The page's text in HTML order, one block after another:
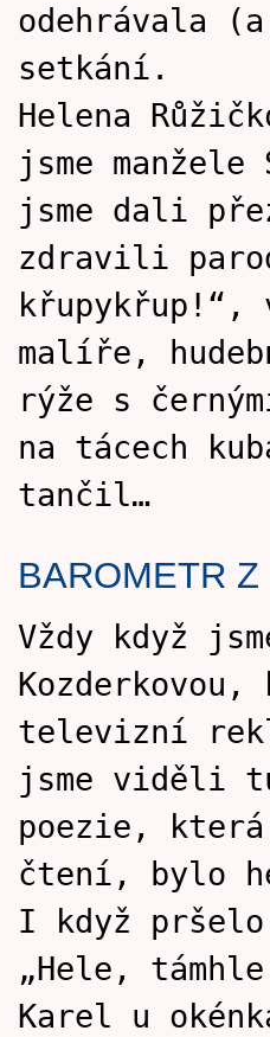
odehrávala
setkání.
Helena
jsme
jsme dali
zdravili
křupykřup!“,
malíře,
rýže s
na tácech
tančil…
BAROMETR
Vždy když
televizní
jsme viděli
poezie, která
čtení, bylo
I když
„Hele,
Karel u